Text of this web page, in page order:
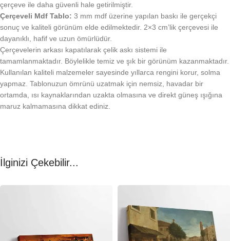
çerçeve ile daha güvenli hale getirilmiştir.
Çerçeveli Mdf Tablo: 3 mm mdf üzerine yapılan baskı ile gerçekçi
sonuç ve kaliteli görünüm elde edilmektedir. 2×3 cm’lik çerçevesi ile
dayanıklı, hafif ve uzun ömürlüdür.
Çerçevelerin arkası kapatılarak çelik askı sistemi ile
tamamlanmaktadır. Böylelikle temiz ve şık bir görünüm kazanmaktadır.
Kullanılan kaliteli malzemeler sayesinde yıllarca rengini korur, solma
yapmaz. Tablonuzun ömrünü uzatmak için nemsiz, havadar bir
ortamda, ısı kaynaklarından uzakta olmasına ve direkt güneş ışığına
maruz kalmamasına dikkat ediniz.
İlginizi Çekebilir...